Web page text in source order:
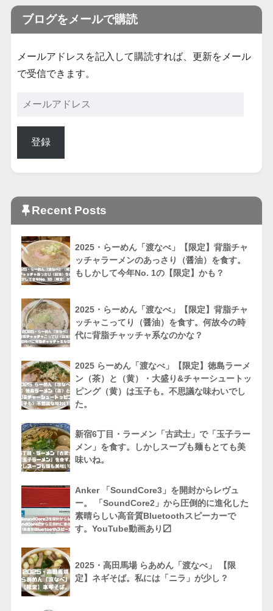
ブログをメールで購読
メールアドレスを記入して購読すれば、更新をメール
で受信できます。
登録
Recent Posts
2025・らーめん「渡なべ」【限定】背脂チャ
ッチャラーメンのあっさり（醤油）を食す。
もしかして今年No. 1の【限定】かも？
2025・らーめん「渡なべ」【限定】背脂チャ
ッチャこってり（醤油）を食す。何故今の時
代に背脂チャッチャ系なのかな？
2025 らーめん「渡なべ」【限定】徳島ラーメ
ン（茶）と（黄）・大盛り&チャーシュートッ
ピング（黄）は玉子も。不思議な味わいでし
た。
新宿6丁目・ラーメン「古武士」で「玉子ラー
メン」を食す。しかしスープも麺もとても美
味いね。
Anker 「SoundCore3」を開封からレヴュ
ー。 「SoundCore2」から圧倒的に進化した
素晴らしい高音質Bluetoothスピーカーで
す。YouTube動画あり〼
2025・高田馬場 らあめん「渡なべ」 【限
定】ネギそば。私には「ニラ」が少し？